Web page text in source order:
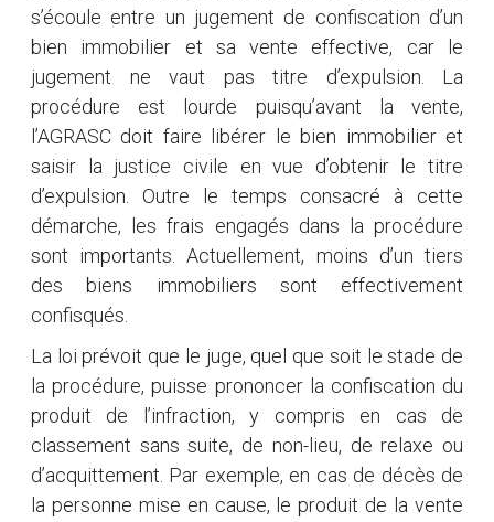
s’écoule entre un jugement de confiscation d’un
bien immobilier et sa vente effective, car le
jugement ne vaut pas titre d’expulsion. La
procédure est lourde puisqu’avant la vente,
l’AGRASC doit faire libérer le bien immobilier et
saisir la justice civile en vue d’obtenir le titre
d’expulsion. Outre le temps consacré à cette
démarche, les frais engagés dans la procédure
sont importants. Actuellement, moins d’un tiers
des biens immobiliers sont effectivement
confisqués.
La loi prévoit que le juge, quel que soit le stade de
la procédure, puisse prononcer la confiscation du
produit de l’infraction, y compris en cas de
classement sans suite, de non-lieu, de relaxe ou
d’acquittement. Par exemple, en cas de décès de
la personne mise en cause, le produit de la vente